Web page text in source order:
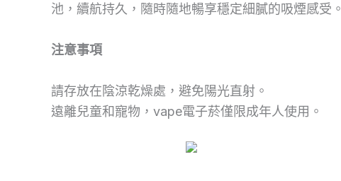
池，續航持久，隨時隨地暢享穩定細膩的吸煙感受。
注意事項
請存放在陰涼乾燥處，避免陽光直射。
遠離兒童和寵物，vape電子菸僅限成年人使用。